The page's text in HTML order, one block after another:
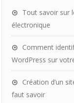
Tout savoir sur
électronique
Comment
WordPress sur
Création d’un
faut savoir